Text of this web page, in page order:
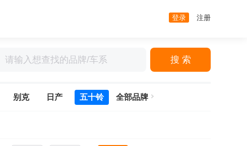
登录 注册
搜 索
别克 日产 五十铃 全部品牌